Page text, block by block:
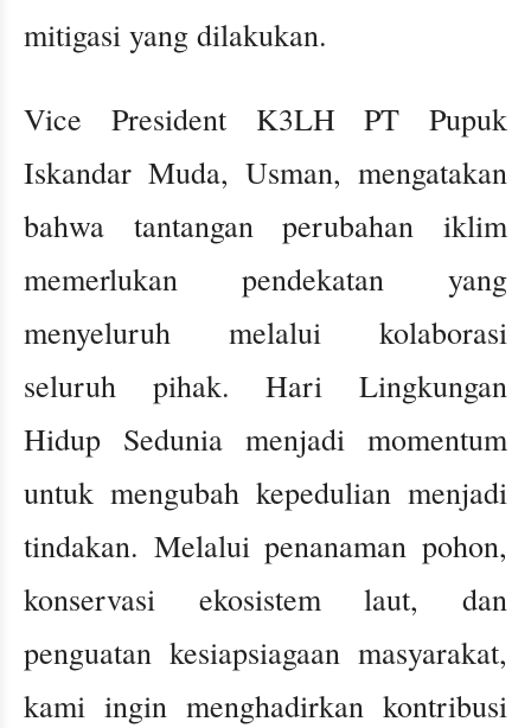
mitigasi yang dilakukan.
Vice President K3LH PT Pupuk
Iskandar Muda, Usman, mengatakan
bahwa tantangan perubahan iklim
memerlukan pendekatan yang
menyeluruh melalui kolaborasi
seluruh pihak. Hari Lingkungan
Hidup Sedunia menjadi momentum
untuk mengubah kepedulian menjadi
tindakan. Melalui penanaman pohon,
konservasi ekosistem laut, dan
penguatan kesiapsiagaan masyarakat,
kami ingin menghadirkan kontribusi